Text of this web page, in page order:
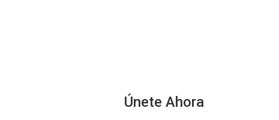
Únete Ahora